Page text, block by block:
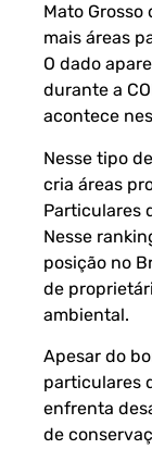
Mato
mais áreas
O dado
durante a
acontece
Nesse tipo
cria áreas
Particulares
Nesse
posição no
de
ambiental.
Apesar do
particulares
enfrenta
de